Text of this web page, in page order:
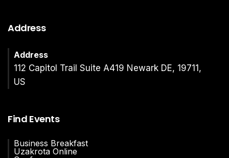
Address
Address
112 Capitol Trail Suite A419 Newark DE, 19711,
US
Find Events
Business Breakfast
Uzakrota Online